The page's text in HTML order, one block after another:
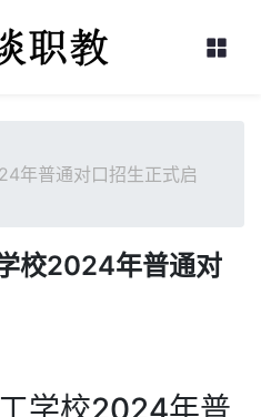
年普通对口招生正式启
校2024年普通对
学校2024年普